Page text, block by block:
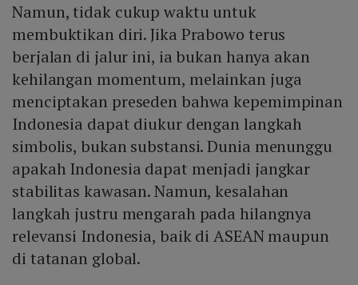
Namun, tidak cukup waktu untuk
membuktikan diri. Jika Prabowo terus
berjalan di jalur ini, ia bukan hanya akan
kehilangan momentum, melainkan juga
menciptakan preseden bahwa kepemimpinan
Indonesia dapat diukur dengan langkah
simbolis, bukan substansi. Dunia menunggu
apakah Indonesia dapat menjadi jangkar
stabilitas kawasan. Namun, kesalahan
langkah justru mengarah pada hilangnya
relevansi Indonesia, baik di ASEAN maupun
di tatanan global.